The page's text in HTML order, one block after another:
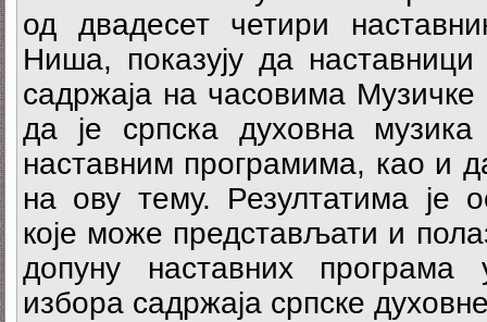
од двадесет четири
Ниша, показују да
садржаја на часовима
да је српска духовна
наставним програмима, као и
на ову тему. Резултатима је
које може представљати и
допуну наставних програма
избора садржаја српске